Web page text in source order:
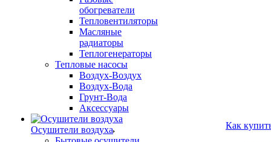
обогреватели
Тепловентиляторы
Масляные
радиаторы
Теплогенераторы
Тепловые насосы
Воздух-Воздух
Воздух-Вода
Грунт-Вода
Аксессуары
Осушители воздуха
Как